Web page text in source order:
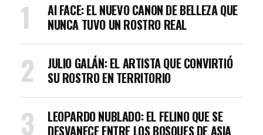
AI FACE: EL NUEVO CANON DE BELLEZA QUE
NUNCA TUVO UN ROSTRO REAL
JULIO GALÁN: EL ARTISTA QUE CONVIRTIÓ
SU ROSTRO EN TERRITORIO
LEOPARDO NUBLADO: EL FELINO QUE SE
DESVANECE ENTRE LOS BOSQUES DE ASIA